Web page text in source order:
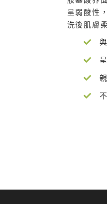
呈弱酸性
洗後肌膚